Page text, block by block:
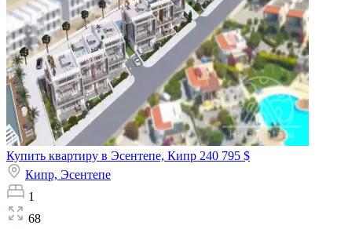
Купить квартиру в Эсентепе, Кипр 240 795 $
Кипр, Эсентепе
1
68